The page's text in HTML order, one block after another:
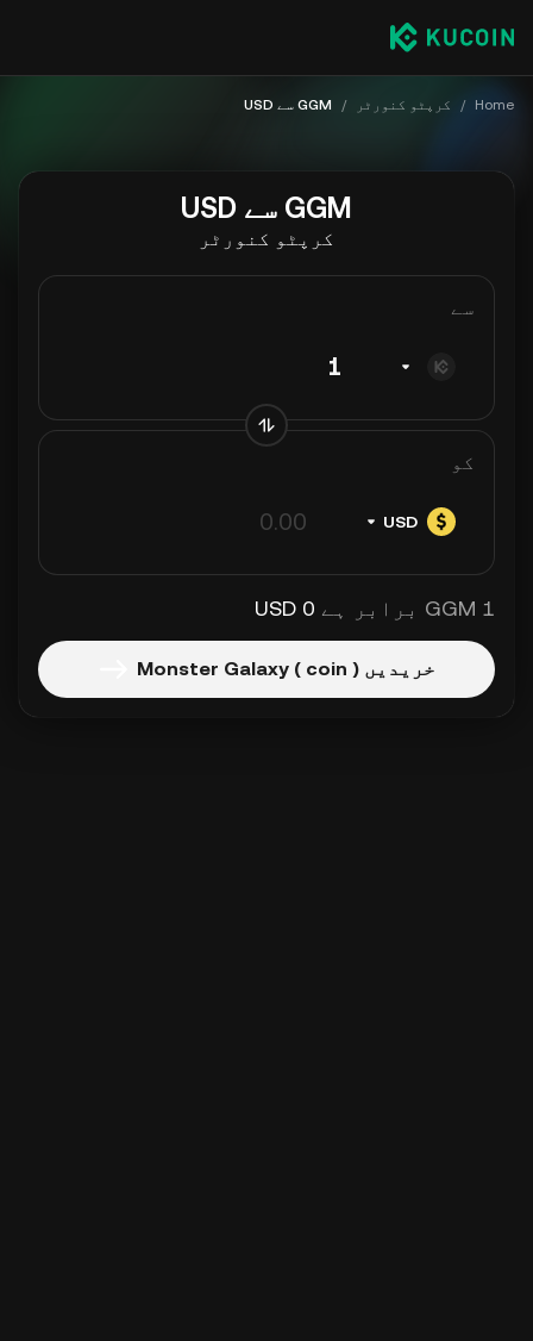
Home
/ کرپٹو کنورٹر / GGM سے USD
GGM سے USD
کرپٹو کنورٹر
سے
کو
USD
1 GGM برابر ہے 0 USD
خریدیں Monster Galaxy ( coin )